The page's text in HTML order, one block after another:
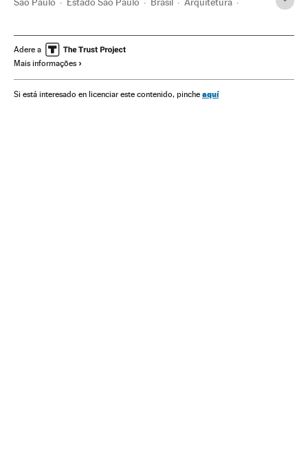
Arte Alejandro Aravena
Adere a
Mais informações
Si está interesado en licenciar este contenido, pinche aquí